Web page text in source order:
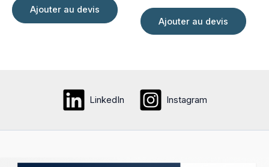
Ajouter au devis
Ajouter au devis
LinkedIn Instagram